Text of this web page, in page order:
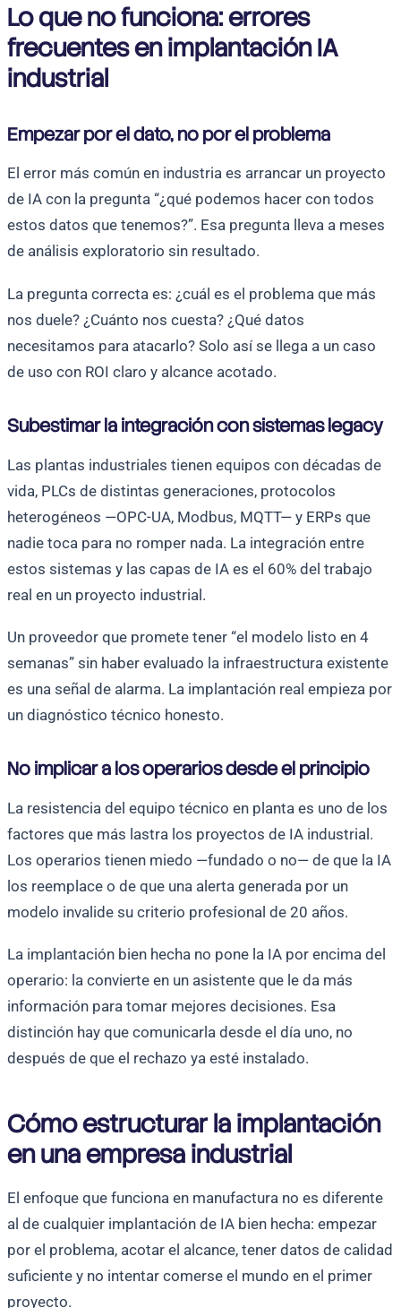
Lo que no funciona: errores
frecuentes en implantación IA
industrial
Empezar por el dato, no por el problema
El error más común en industria es arrancar un proyecto
de IA con la pregunta “¿qué podemos hacer con todos
estos datos que tenemos?”. Esa pregunta lleva a meses
de análisis exploratorio sin resultado.
La pregunta correcta es: ¿cuál es el problema que más
nos duele? ¿Cuánto nos cuesta? ¿Qué datos
necesitamos para atacarlo? Solo así se llega a un caso
de uso con ROI claro y alcance acotado.
Subestimar la integración con sistemas legacy
Las plantas industriales tienen equipos con décadas de
vida, PLCs de distintas generaciones, protocolos
heterogéneos —OPC-UA, Modbus, MQTT— y ERPs que
nadie toca para no romper nada. La integración entre
estos sistemas y las capas de IA es el 60% del trabajo
real en un proyecto industrial.
Un proveedor que promete tener “el modelo listo en 4
semanas” sin haber evaluado la infraestructura existente
es una señal de alarma. La implantación real empieza por
un diagnóstico técnico honesto.
No implicar a los operarios desde el principio
La resistencia del equipo técnico en planta es uno de los
factores que más lastra los proyectos de IA industrial.
Los operarios tienen miedo —fundado o no— de que la IA
los reemplace o de que una alerta generada por un
modelo invalide su criterio profesional de 20 años.
La implantación bien hecha no pone la IA por encima del
operario: la convierte en un asistente que le da más
información para tomar mejores decisiones. Esa
distinción hay que comunicarla desde el día uno, no
después de que el rechazo ya esté instalado.
Cómo estructurar la implantación
en una empresa industrial
El enfoque que funciona en manufactura no es diferente
al de cualquier implantación de IA bien hecha: empezar
por el problema, acotar el alcance, tener datos de calidad
suficiente y no intentar comerse el mundo en el primer
proyecto.